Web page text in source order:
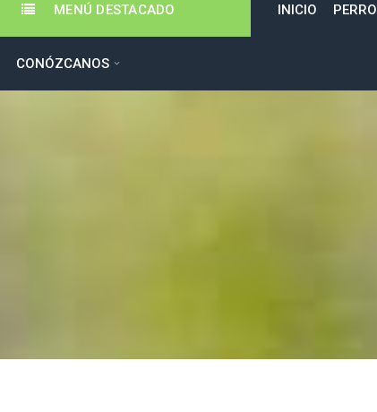
MENÚ DESTACADO INICIO PERRO
CONÓZCANOS